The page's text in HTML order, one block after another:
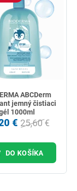
ABCDerm
jemný čistiaci
1000ml
€ 25,60 €
DO KOŠÍKA